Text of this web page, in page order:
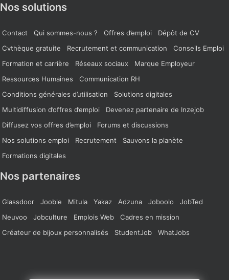
Nos solutions
Contact Qui sommes-nous ? Offres d’emploi
Dépôt de CV
Cvthèque gratuite
Recrutement et communication
Conseils Emploi
Formation et carrière
Réseaux sociaux
Marque Employeur
Ressources Humaines
Communication RH
Conditions générales d’utilisation
Solutions digitales
Multidiffusion d’offres d’emploi
Devenez partenaire de Inzejob
Diffusez vos offres d’emploi
Forums et discussions
Nos solutions emploi
Recrutement
Sauvons la planète
Formations digitales
Nos partenaires
Glassdoor Jooble Mitula Yakaz Adzuna Joboolo
JobTed
Neuvoo
Jobculture Emplois Web
Cadres en mission
Créateur de bijoux personnalisés
StudentJob WhatJobs